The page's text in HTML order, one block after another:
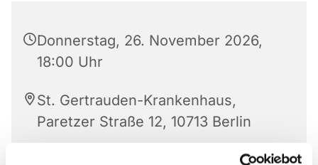
Donnerstag, 26. November 2026,
18:00 Uhr
St. Gertrauden-Krankenhaus,
Paretzer Straße 12, 10713 Berlin